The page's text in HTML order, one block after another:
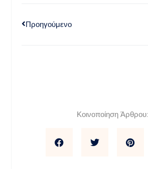
Προηγούμενο
Κοινοποίηση Άρθρου: